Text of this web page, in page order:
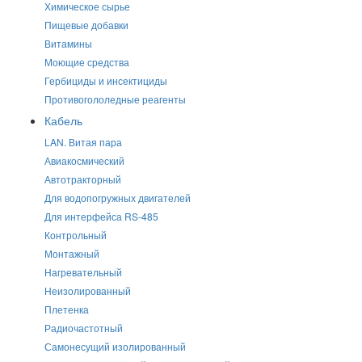
Химическое сырье
Пищевые добавки
Витамины
Моющие средства
Гербициды и инсектициды
Противогололедные реагенты
Кабель
LAN. Витая пара
Авиакосмический
Автотракторный
Для водопогружных двигателей
Для интерфейса RS-485
Контрольный
Монтажный
Нагревательный
Неизолированный
Плетенка
Радиочастотный
Самонесущий изолированный